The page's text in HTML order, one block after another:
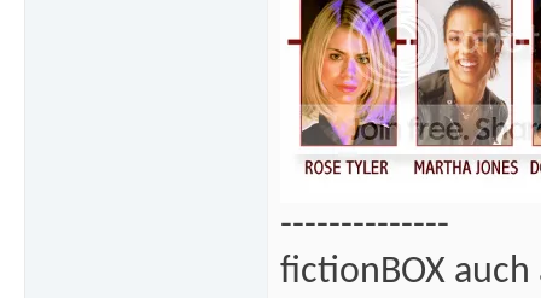
--------------
fictionBOX